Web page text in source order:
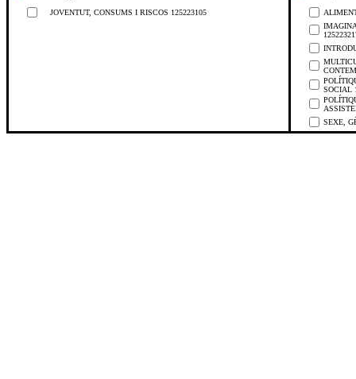
JOVENTUT, CONSUMS I RISCOS 125223105
SOCIAL
SEXE,